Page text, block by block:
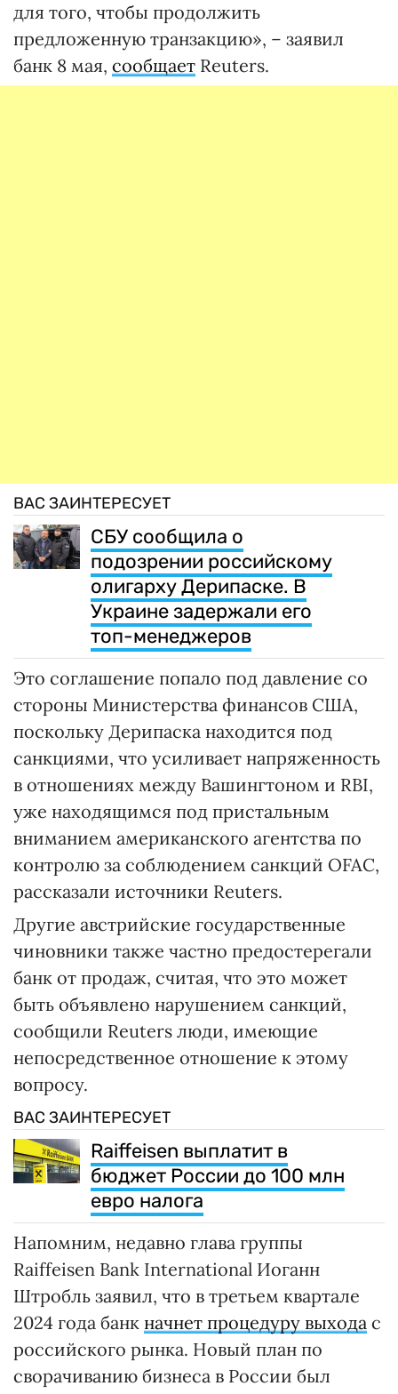
для того, чтобы продолжить
предложенную транзакцию», – заявил
банк 8 мая, сообщает Reuters.
ВАС ЗАИНТЕРЕСУЕТ
СБУ сообщила о
подозрении российскому
олигарху Дерипаске. В
Украине задержали его
топ-менеджеров
Это соглашение попало под давление со
стороны Министерства финансов США,
поскольку Дерипаска находится под
санкциями, что усиливает напряженность
в отношениях между Вашингтоном и RBI,
уже находящимся под пристальным
вниманием американского агентства по
контролю за соблюдением санкций OFAC,
рассказали источники Reuters.
Другие австрийские государственные
чиновники также частно предостерегали
банк от продаж, считая, что это может
быть объявлено нарушением санкций,
сообщили Reuters люди, имеющие
непосредственное отношение к этому
вопросу.
ВАС ЗАИНТЕРЕСУЕТ
Raiffeisen выплатит в
бюджет России до 100 млн
евро налога
Напомним, недавно глава группы
Raiffeisen Bank International Иоганн
Штробль заявил, что в третьем квартале
2024 года банк начнет процедуру выхода с
российского рынка. Новый план по
сворачиванию бизнеса в России был